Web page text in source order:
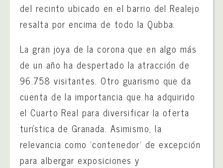
del recinto ubicado en el barrio del Realejo
resalta por encima de todo la Qubba.
La gran joya de la corona que en algo más
de un año ha despertado la atracción de
96.758 visitantes. Otro guarismo que da
cuenta de la importancia que ha adquirido
el Cuarto Real para diversificar la oferta
turística de Granada. Asimismo, la
relevancia como ‘contenedor’ de excepción
para albergar exposiciones y